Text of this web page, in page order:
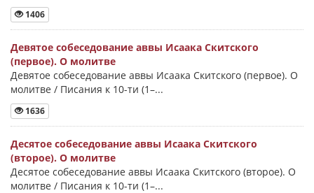
1406
Девятое собеседование аввы Исаака Скитского
(первое). О молитве
Девятое собеседование аввы Исаака Скитского (первое). О
молитве / Писания к 10-ти (1–...
1636
Десятое собеседование аввы Исаака Скитского
(второе). О молитве
Десятое собеседование аввы Исаака Скитского (второе). О
молитве / Писания к 10-ти (1–...